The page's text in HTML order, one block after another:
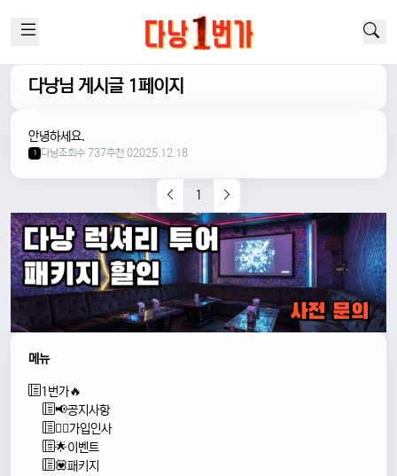
다낭님 게시글 1페이지
안녕하세요.
1 다낭조회수 737추천 02025.12.18
1
메뉴
1번가🔥
📢공지사항
🙇‍♂️가입인사
🌟이벤트
💟패키지